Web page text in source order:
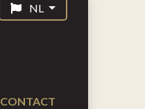
NL
CONTACT